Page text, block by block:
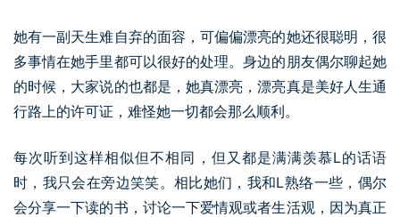
她有一副天生难自弃的面容，可偏偏漂亮的她还很聪明，很
多事情在她手里都可以很好的处理。身边的朋友偶尔聊起她
的时候，大家说的也都是，她真漂亮，漂亮真是美好人生通
行路上的许可证，难怪她一切都会那么顺利。
每次听到这样相似但不相同，但又都是满满羡慕L的话语
时，我只会在旁边笑笑。相比她们，我和L熟络一些，偶尔
会分享一下读的书，讨论一下爱情观或者生活观，因为真正